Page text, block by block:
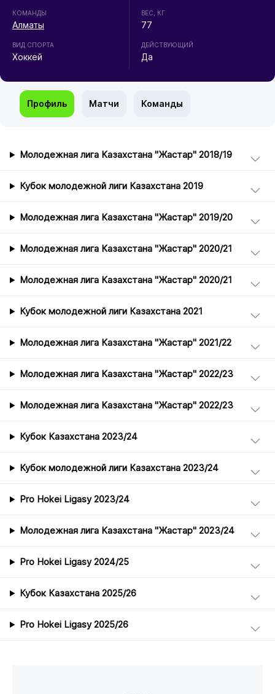
КОМАНДЫ
Алматы
ВИД СПОРТА
Хоккей
ВЕС, КГ
77
ДЕЙСТВУЮЩИЙ
Да
Профиль Матчи Команды
Молодежная лига Казахстана "Жастар" 2018/19
Кубок молодежной лиги Казахстана 2019
Молодежная лига Казахстана "Жастар" 2019/20
Молодежная лига Казахстана "Жастар" 2020/21
Молодежная лига Казахстана "Жастар" 2020/21
Кубок молодежной лиги Казахстана 2021
Молодежная лига Казахстана "Жастар" 2021/22
Молодежная лига Казахстана "Жастар" 2022/23
Молодежная лига Казахстана "Жастар" 2022/23
Кубок Казахстана 2023/24
Кубок молодежной лиги Казахстана 2023/24
Pro Hokei Ligasy 2023/24
Молодежная лига Казахстана "Жастар" 2023/24
Pro Hokei Ligasy 2024/25
Кубок Казахстана 2025/26
Pro Hokei Ligasy 2025/26